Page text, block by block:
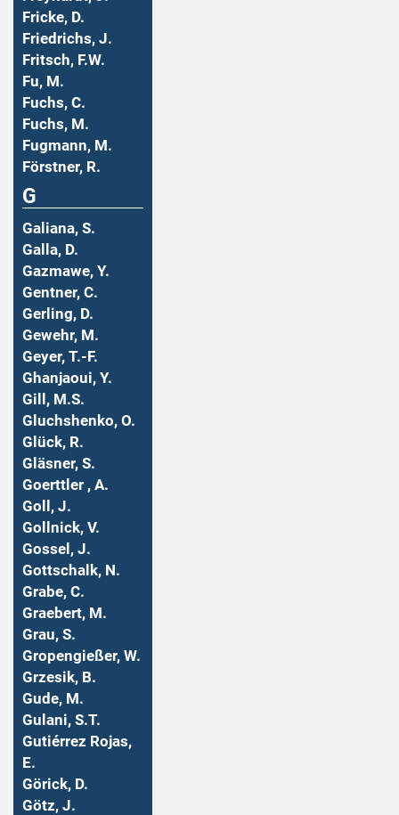
Fricke, D.
Friedrichs, J.
Fritsch, F.W.
Fu, M.
Fuchs, C.
Fuchs, M.
Fugmann, M.
Förstner, R.
G
Galiana, S.
Galla, D.
Gazmawe, Y.
Gentner, C.
Gerling, D.
Gewehr, M.
Geyer, T.-F.
Ghanjaoui, Y.
Gill, M.S.
Gluchshenko, O.
Glück, R.
Gläsner, S.
Goerttler , A.
Goll, J.
Gollnick, V.
Gossel, J.
Gottschalk, N.
Grabe, C.
Graebert, M.
Grau, S.
Gropengießer, W.
Grzesik, B.
Gude, M.
Gulani, S.T.
Gutiérrez Rojas,
E.
Görick, D.
Götz, J.